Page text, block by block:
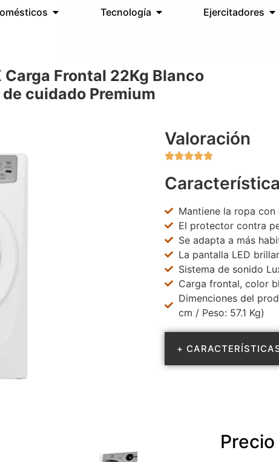
Tecnología Ejercitadores
Carga Frontal 22Kg Blanco
cuidado Premium
Valoración

Mantiene la ropa
El protector contra
Se adapta a más
La pantalla LED
Sistema de sonido
Carga frontal, color
Dimenciones del
cm / Peso: 57.1 Kg)
+